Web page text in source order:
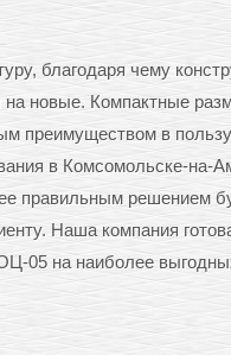
благодаря чему
новые. Компактные
преимуществом в
в Комсомольске-на-
правильным решением
Наша компания
05 на наиболее